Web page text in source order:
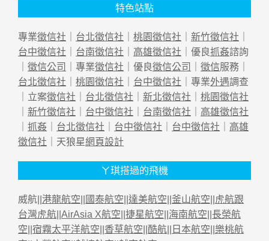
特色站點
專業徵信社 ｜ 台北徵信社 ｜ 桃園徵信社 ｜ 新竹徵信社 ｜
台中徵信社 ｜ 台南徵信社 ｜ 高雄徵信社 ｜優良抓姦諮詢
｜ 徵信公司 ｜專業徵信社 ｜優良徵信公司 ｜ 徵信服務｜
台北徵信社 ｜ 桃園徵信社 ｜ 台中徵信社 ｜專業外遇調查
｜立案徵信社 ｜ 台北徵信社 ｜ 新北徵信社 ｜ 桃園徵信社
｜ 新竹徵信社 ｜ 台中徵信社 ｜ 台南徵信社 ｜ 高雄徵信社
｜ 抓姦 ｜ 台北徵信社 ｜ 台中徵信社 ｜ 台中徵信社 ｜ 高雄
徵信社 ｜天狼星網頁設計
ㄚ琪搭過的飛機
威航|| 港龍航空 國泰航空 達美航空 釜山航空
虎航跟
台灣虎航 AirAsia X航空 捷星航空 海南航空 長榮航
空 宿霧太平洋航空 香草航空 酷航 日本航空 樂桃航